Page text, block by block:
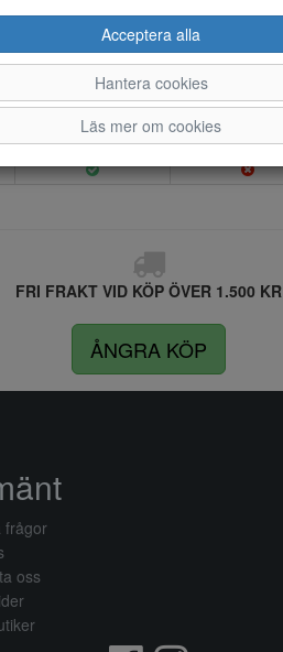
18 19
FRI FRAKT VID KÖP ÖVER 1.500 KR
ÅNGRA KÖP
Acceptera alla
Hantera cookies
Läs mer om cookies
frågor
oss